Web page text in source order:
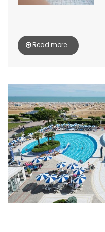
Read more